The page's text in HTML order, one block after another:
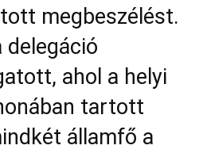
megbeszélést.
delegáció
ahol a helyi
tartott
államfő a